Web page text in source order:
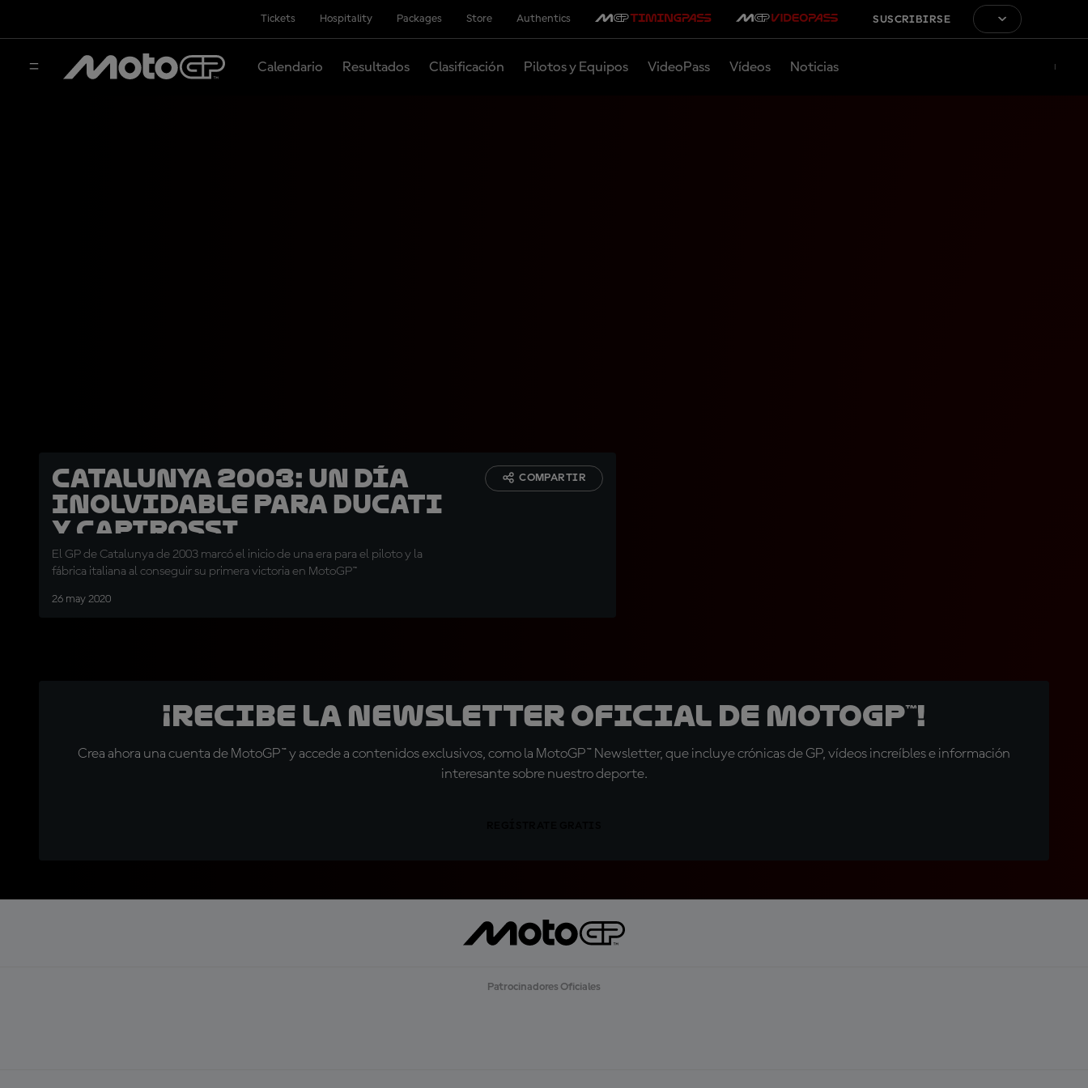
Tickets Hospitality Packages Store Authentics SUSCRIBIRSE
Calendario Resultados Clasificación Pilotos y Equipos VideoPass Vídeos Noticias
Catalunya 2003: un día
inolvidable para Ducati
y Capirossi
El GP de Catalunya de 2003 marcó el inicio de una era para el piloto y la
fábrica italiana al conseguir su primera victoria en MotoGP™
26 may 2020
COMPARTIR
¡Recibe la Newsletter oficial de MotoGP™!
Crea ahora una cuenta de MotoGP™ y accede a contenidos exclusivos, como la MotoGP™ Newsletter, que incluye crónicas de GP, vídeos increíbles e información
interesante sobre nuestro deporte.
Patrocinadores Oficiales